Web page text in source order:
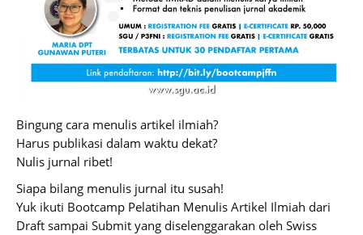
Bingung cara menulis artikel ilmiah?
Harus publikasi dalam waktu dekat?
Nulis jurnal ribet!
Siapa bilang menulis jurnal itu susah!
Yuk ikuti Bootcamp Pelatihan Menulis Artikel Ilmiah dari
Draft sampai Submit yang diselenggarakan oleh Swiss